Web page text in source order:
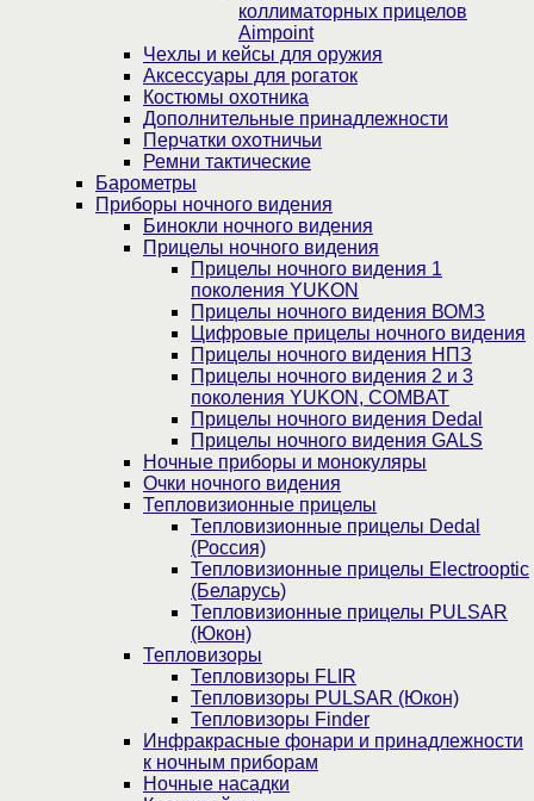
коллиматорных прицелов
Aimpoint
Чехлы и кейсы для оружия
Аксессуары для рогаток
Костюмы охотника
Дополнительные принадлежности
Перчатки охотничьи
Ремни тактические
Барометры
Приборы ночного видения
Бинокли ночного видения
Прицелы ночного видения
Прицелы ночного видения 1
поколения YUKON
Прицелы ночного видения ВОМЗ
Цифровые прицелы ночного видения
Прицелы ночного видения НПЗ
Прицелы ночного видения 2 и 3
поколения YUKON, COMBAT
Прицелы ночного видения Dedal
Прицелы ночного видения GALS
Ночные приборы и монокуляры
Очки ночного видения
Тепловизионные прицелы
Тепловизионные прицелы Dedal
(Россия)
Тепловизионные прицелы Electrooptic
(Беларусь)
Тепловизионные прицелы PULSAR
(Юкон)
Тепловизоры
Тепловизоры FLIR
Тепловизоры PULSAR (Юкон)
Тепловизоры Finder
Инфракрасные фонари и принадлежности
к ночным приборам
Ночные насадки